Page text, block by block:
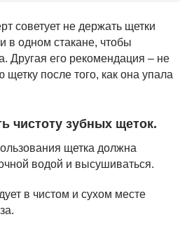
советует не держать щетки
в одном стакане, чтобы
Другая его рекомендация – не
щетку после того, как она упала
чистоту зубных щеток.
щетка должна
водой и высушиваться.
в чистом и сухом месте